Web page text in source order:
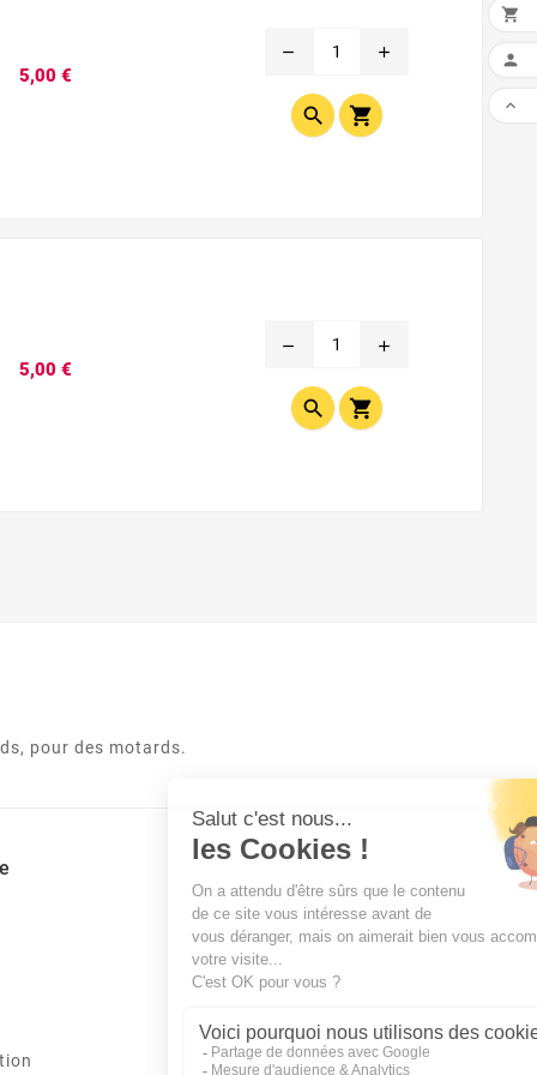
5,00 €
remove add
 
5,00 €
remove add
 
pour des motards.


